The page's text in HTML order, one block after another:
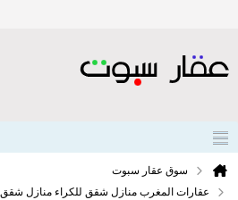
سوق عقار سبوت
عقارات المغرب منازل شقق للكراء منازل شقق